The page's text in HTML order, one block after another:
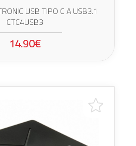
USB TIPO C A USB3.1
CTC4USB3
14.90€